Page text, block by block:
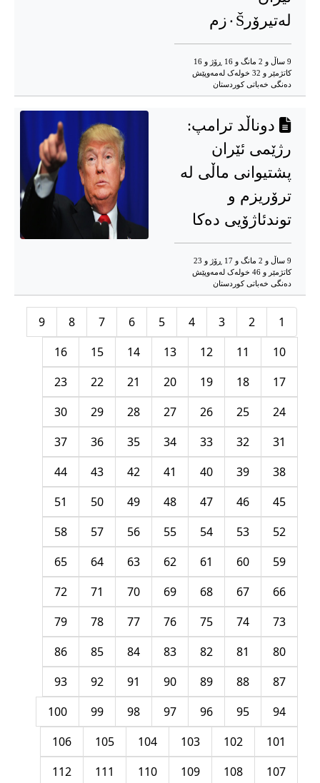
لەتیرۆر٠Šزم
9 ساڵ و 2 مانگ و 16 ڕۆژ و 16
کاتژمێر و 32 خوله‌ک له‌مه‌وپێش‌
دەنگی خەباتی کوردستان
دوناڵد ترامپ:
رژێمی ئێران
پشتیوانی ماڵی لە
ترۆریزم و
توندئاژۆیی دەکا
9 ساڵ و 2 مانگ و 17 ڕۆژ و 23
کاتژمێر و 46 خوله‌ک له‌مه‌وپێش‌
دەنگی خەباتی کوردستان
1
2
3
4
5
6
7
8
9
10
11
12
13
14
15
16
17
18
19
20
21
22
23
24
25
26
27
28
29
30
31
32
33
34
35
36
37
38
39
40
41
42
43
44
45
46
47
48
49
50
51
52
53
54
55
56
57
58
59
60
61
62
63
64
65
66
67
68
69
70
71
72
73
74
75
76
77
78
79
80
81
82
83
84
85
86
87
88
89
90
91
92
93
94
95
96
97
98
99
100
101
102
103
104
105
106
107
108
109
110
111
112